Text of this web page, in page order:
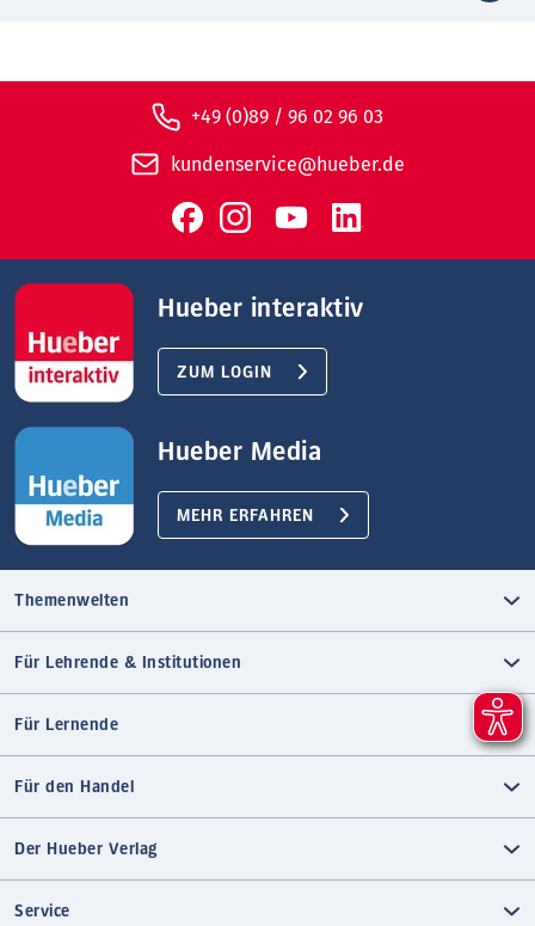
+49 (0)89 / 96 02 96 03
kundenservice@hueber.de
Hueber interaktiv
ZUM LOGIN
Hueber Media
MEHR ERFAHREN
Themenwelten
Für Lehrende & Institutionen
Für Lernende
Für den Handel
Der Hueber Verlag
Service